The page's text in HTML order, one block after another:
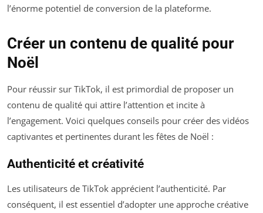
l’énorme potentiel de conversion de la plateforme.
Créer un contenu de qualité pour
Noël
Pour réussir sur TikTok, il est primordial de proposer un
contenu de qualité qui attire l’attention et incite à
l’engagement. Voici quelques conseils pour créer des vidéos
captivantes et pertinentes durant les fêtes de Noël :
Authenticité et créativité
Les utilisateurs de TikTok apprécient l’authenticité. Par
conséquent, il est essentiel d’adopter une approche créative